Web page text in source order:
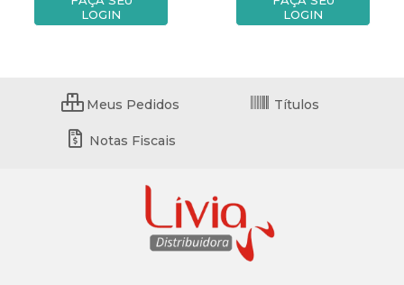
LOGIN
LOGIN
Meus Pedidos Títulos
Notas Fiscais